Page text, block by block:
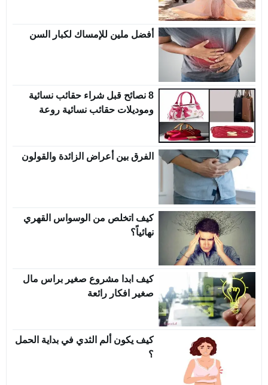
أفضل ملين للإمساك لكبار السن
8 نصائح قبل شراء حقائب نسائية
وموديلات حقائب نسائية روعة
الفرق بين أعراض الزائدة والقولون
كيف اتخلص من الوسواس القهري
نهائياً؟
كيف ابدا مشروع صغير براس مال
صغير افكار رائعة
كيف يكون ألم الثدي في بداية الحمل
؟